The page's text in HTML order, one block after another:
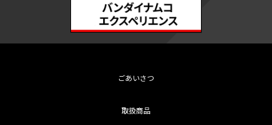
ごあいさつ
取扱商品